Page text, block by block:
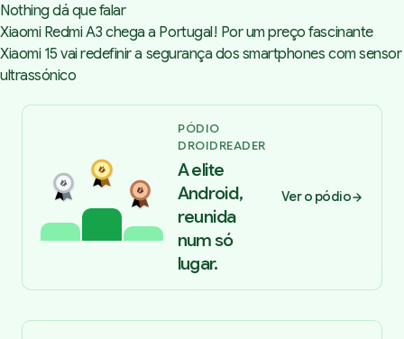
Nothing dá que falar
Xiaomi Redmi A3 chega a Portugal! Por um preço fascinante
Xiaomi 15 vai redefinir a segurança dos smartphones com sensor
ultrassónico
PÓDIO
DROIDREADER
A elite
Android,
reunida
num só
lugar.
Ver o pódio